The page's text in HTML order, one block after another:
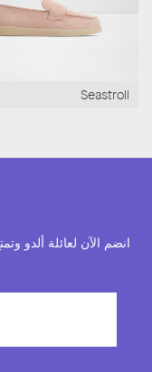
Seastroll
انضم الآن لعائلة ألدو